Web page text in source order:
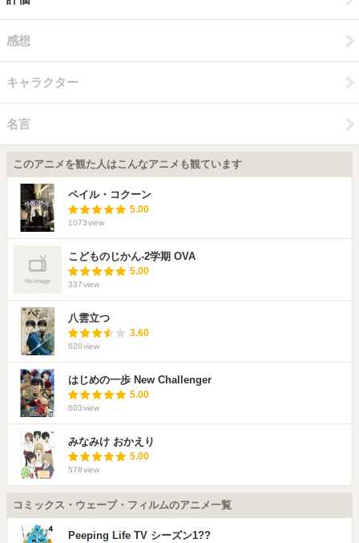
感想
キャラクター
名言
このアニメを観た人はこんなアニメも観ています
ペイル・コクーン
5.00
1073view
こどものじかん-2学期 OVA
5.00
337view
八雲立つ
3.60
620view
はじめの一歩 New Challenger
5.00
603view
みなみけ おかえり
5.00
578view
コミックス・ウェーブ・フィルムのアニメ一覧
Peeping Life TV シーズン1??